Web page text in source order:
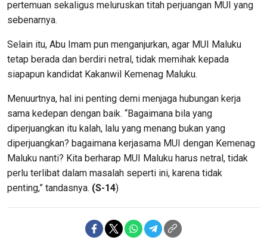
pertemuan sekaligus meluruskan titah perjuangan MUI yang
sebenarnya.
Selain itu, Abu Imam pun menganjurkan, agar MUI Maluku
tetap berada dan berdiri netral, tidak memihak kepada
siapapun kandidat Kakanwil Kemenag Maluku.
Menuurtnya, hal ini penting demi menjaga hubungan kerja
sama kedepan dengan baik. “Bagaimana bila yang
diperjuangkan itu kalah, lalu yang menang bukan yang
diperjuangkan? bagaimana kerjasama MUI dengan Kemenag
Maluku nanti? Kita berharap MUI Maluku harus netral, tidak
perlu terlibat dalam masalah seperti ini, karena tidak
penting,” tandasnya. (S-14)